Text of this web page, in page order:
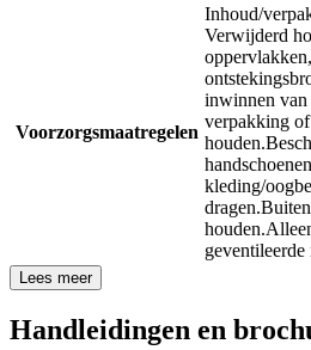
Voorzorgsmaatregelen
Inhoud/
Verwijderd
inwinnen van
verpakking
houden.
kleding/
dragen.
houden.
Lees meer
Handleidingen en